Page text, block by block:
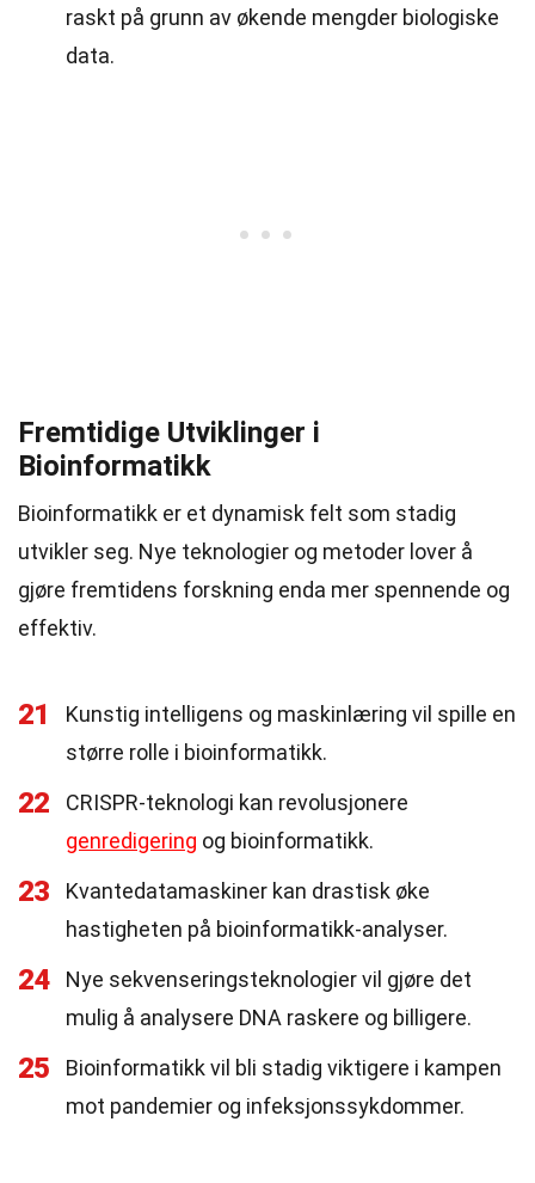
raskt på grunn av økende mengder biologiske
data.
Fremtidige Utviklinger i
Bioinformatikk
Bioinformatikk er et dynamisk felt som stadig
utvikler seg. Nye teknologier og metoder lover å
gjøre fremtidens forskning enda mer spennende og
effektiv.
21
Kunstig intelligens og maskinlæring vil spille en
større rolle i bioinformatikk.
22
CRISPR-teknologi kan revolusjonere
genredigering og bioinformatikk.
23
Kvantedatamaskiner kan drastisk øke
hastigheten på bioinformatikk-analyser.
24
Nye sekvenseringsteknologier vil gjøre det
mulig å analysere DNA raskere og billigere.
25
Bioinformatikk vil bli stadig viktigere i kampen
mot pandemier og infeksjonssykdommer.